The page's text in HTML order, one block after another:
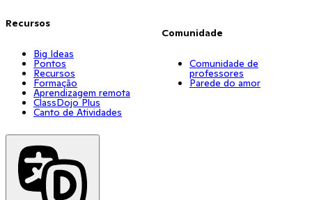
Recursos
Big Ideas
Pontos
Recursos
Formação
Aprendizagem remota
ClassDojo Plus
Canto de Atividades
Comunidade
Comunidade de
professores
Parede do amor